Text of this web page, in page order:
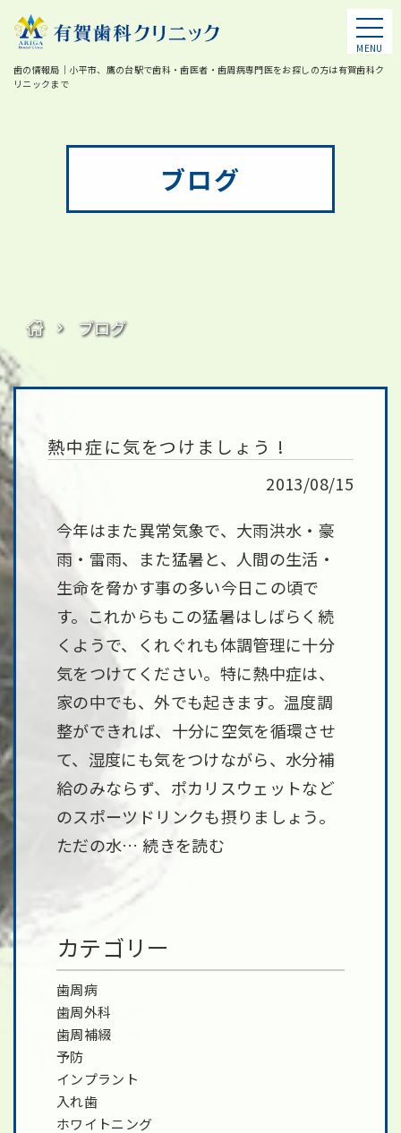
MENU
歯の情報局｜小平市、鷹の台駅で歯科・歯医者・歯周病専門医をお探しの方は有賀歯科ク
リニックまで
ブログ
ブログ
熱中症に気をつけましょう !
2013/08/15
今年はまた異常気象で、大雨洪水・豪
雨・雷雨、また猛暑と、人間の生活・
生命を脅かす事の多い今日この頃で
す。これからもこの猛暑はしばらく続
くようで、くれぐれも体調管理に十分
気をつけてください。特に熱中症は、
家の中でも、外でも起きます。温度調
整ができれば、十分に空気を循環させ
て、湿度にも気をつけながら、水分補
給のみならず、ポカリスウェットなど
のスポーツドリンクも摂りましょう。
ただの水… 続きを読む
カテゴリー
歯周病
歯周外科
歯周補綴
予防
インプラント
入れ歯
ホワイトニング